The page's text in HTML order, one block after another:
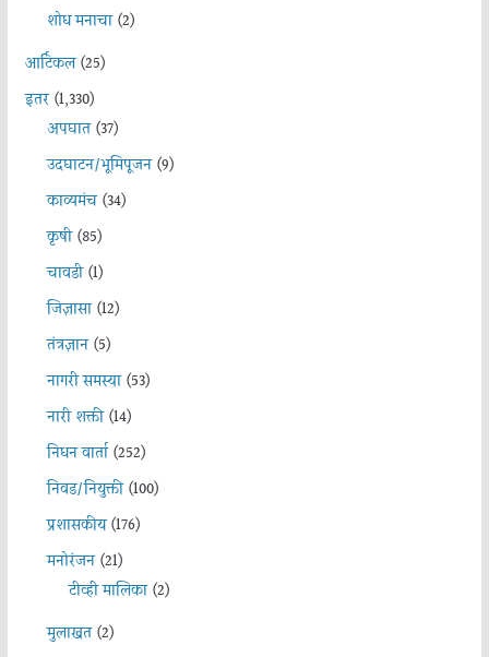
शोध मनाचा(2)
आर्टिकल(25)
इतर(1,330)
अपघात(37)
उदघाटन/भूमिपूजन(9)
काव्यमंच(34)
कृषी(85)
चावडी(1)
जिज्ञासा(12)
तंत्रज्ञान(5)
नागरी समस्या(53)
नारी शक्ती(14)
निधन वार्ता(252)
निवड/नियुक्ती(100)
प्रशासकीय(176)
मनोरंजन(21)
टीव्ही मालिका(2)
मुलाखत(2)